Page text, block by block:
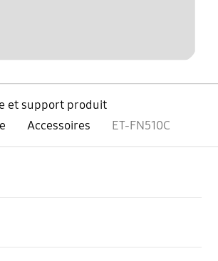
et support produit
Accessoires ET-FN510C